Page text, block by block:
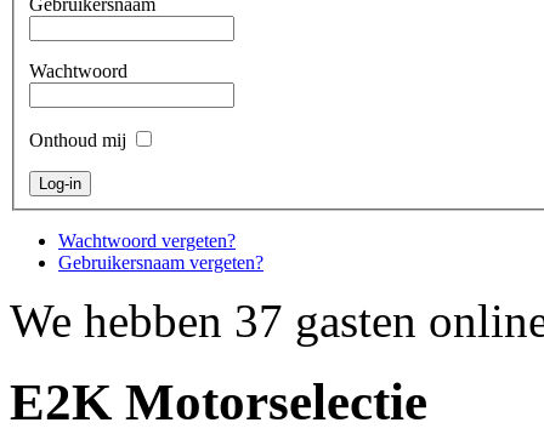
Gebruikersnaam
Wachtwoord
Onthoud mij
Wachtwoord vergeten?
Gebruikersnaam vergeten?
We hebben 37 gasten
E2K Motorselectie